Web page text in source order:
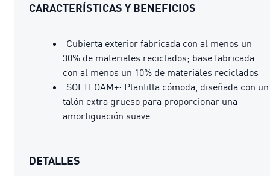
CARACTERÍSTICAS Y BENEFICIOS
Cubierta exterior fabricada con al menos un
30% de materiales reciclados; base fabricada
con al menos un 10% de materiales reciclados
SOFTFOAM+: Plantilla cómoda, diseñada con un
talón extra grueso para proporcionar una
amortiguación suave
DETALLES